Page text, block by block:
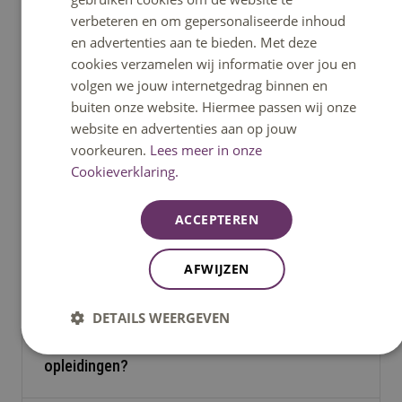
Ayman
Student Bedrijfskunde
Veelgestelde vragen
Moet ik goed zijn in wiskunde om iets met
economie te kunnen studeren?
Ja, het is bij veel opleidingen handig als je goed
bent in wiskunde. Bij de meeste opleidingen ben
opleidingen?
verbeteren en om gepersonaliseerde inhoud
en advertenties aan te bieden. Met deze
cookies verzamelen wij informatie over jou en
volgen we jouw internetgedrag binnen en
buiten onze website. Hiermee passen wij onze
website en advertenties aan op jouw
voorkeuren. Lees meer in onze
Cookieverklaring.
ACCEPTEREN
AFWIJZEN
DETAILS WEERGEVEN